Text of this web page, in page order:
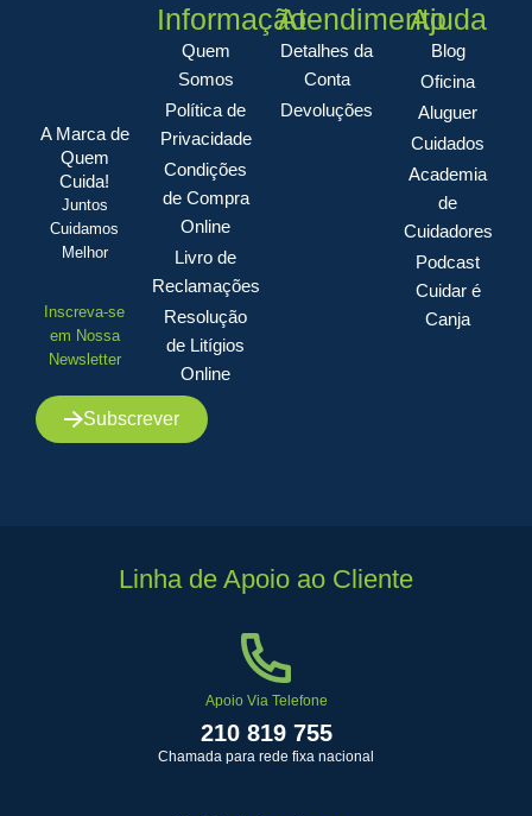
A Marca de
Quem
Cuida!
Juntos
Cuidamos
Melhor
Inscreva-se
em Nossa
Newsletter
Subscrever
Informação
Quem
Somos
Política de
Privacidade
Condições
de Compra
Online
Livro de
Reclamações
Resolução
de Litígios
Online
Atendimento
Detalhes da
Conta
Devoluções
Ajuda
Blog
Oficina
Aluguer
Cuidados
Academia
de
Cuidadores
Podcast
Cuidar é
Canja
Linha de Apoio ao Cliente
Apoio Via Telefone
210 819 755
Chamada para rede fixa nacional